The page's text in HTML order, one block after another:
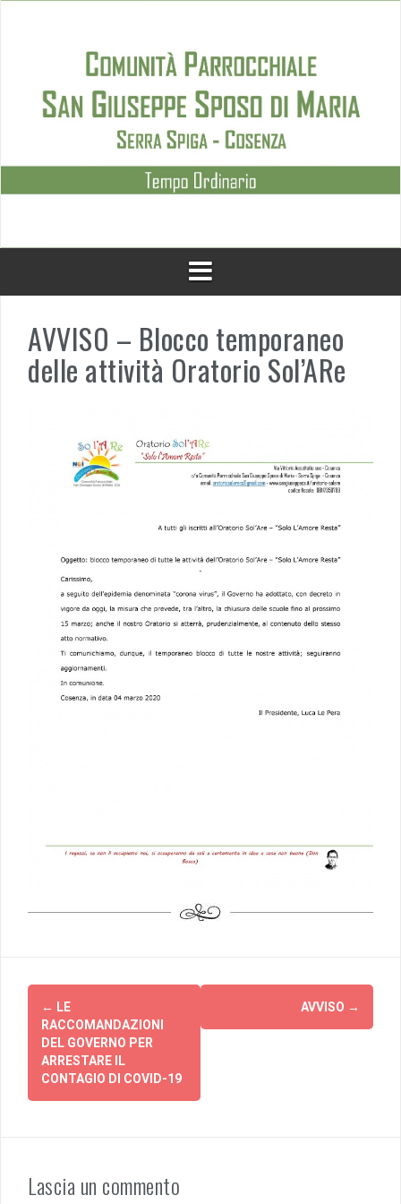
AVVISO – Blocco temporaneo
delle attività Oratorio Sol’ARe
Post
navigation
← LE
RACCOMANDAZIONI
DEL GOVERNO PER
ARRESTARE IL
CONTAGIO DI COVID-19
AVVISO →
Lascia un commento